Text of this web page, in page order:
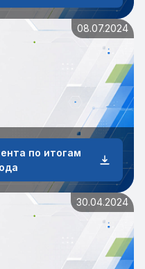
08.07.2024
по итогам
30.04.2024